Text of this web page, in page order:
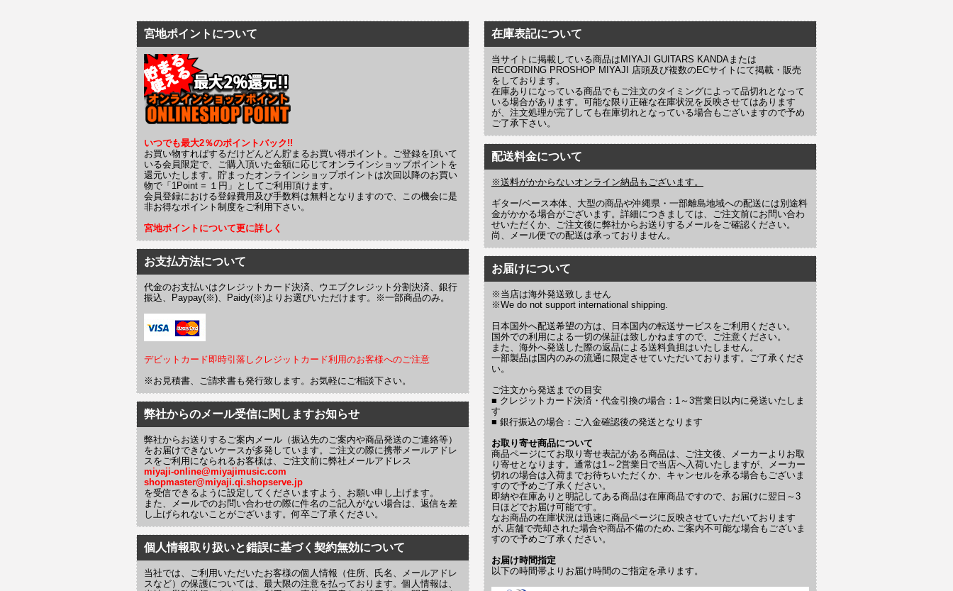
宮地ポイントについて
いつでも最大2％のポイントバック!!
お買い物すればするだけどんどん貯まるお買い得ポイント。ご登録を頂いて
いる会員限定で、ご購入頂いた金額に応じてオンラインショップポイントを
還元いたします。貯まったオンラインショップポイントは次回以降のお買い
物で「1Point = １円」としてご利用頂けます。
会員登録における登録費用及び手数料は無料となりますので、この機会に是
非お得なポイント制度をご利用下さい。
宮地ポイントについて更に詳しく
お支払方法について
代金のお支払いはクレジットカード決済、ウエブクレジット分割決済、銀行
振込、Paypay(※)、Paidy(※)よりお選びいただけます。※一部商品のみ。
デビットカード即時引落しクレジットカード利用のお客様へのご注意
※お見積書、ご請求書も発行致します。お気軽にご相談下さい。
弊社からのメール受信に関しますお知らせ
弊社からお送りするご案内メール（振込先のご案内や商品発送のご連絡等）
をお届けできないケースが多発しています。ご注文の際に携帯メールアドレ
スをご利用になられるお客様は、ご注文前に弊社メールアドレス
miyaji-online@miyajimusic.com
shopmaster@miyaji.qi.shopserve.jp
を受信できるように設定してくださいますよう、お願い申し上げます。
また、メールでのお問い合わせの際に件名のご記入がない場合は、返信を差
し上げられないことがございます。何卒ご了承ください。
個人情報取り扱いと錯誤に基づく契約無効について
当社では、ご利用いただいたお客様の個人情報（住所、氏名、メールアドレ
スなど）の保護については、最大限の注意を払っております。個人情報は、
在庫表記について
当サイトに掲載している商品はMIYAJI GUITARS KANDAまたは
RECORDING PROSHOP MIYAJI 店頭及び複数のECサイトにて掲載・販売
をしております。
在庫ありになっている商品でもご注文のタイミングによって品切れとなって
いる場合があります。可能な限り正確な在庫状況を反映させてはあります
が、注文処理が完了しても在庫切れとなっている場合もございますので予め
ご了承下さい。
配送料金について
※送料がかからないオンライン納品もございます。
ギター/ベース本体、大型の商品や沖縄県・一部離島地域への配送には別途料
金がかかる場合がございます。詳細につきましては、ご注文前にお問い合わ
せいただくか、ご注文後に弊社からお送りするメールをご確認ください。
尚、メール便での配送は承っておりません。
お届けについて
※当店は海外発送致しません
※We do not support international shipping.
日本国外へ配送希望の方は、日本国内の転送サービスをご利用ください。
国外での利用による一切の保証は致しかねますので、ご注意ください。
また、海外へ発送した際の返品による送料負担はいたしません。
一部製品は国内のみの流通に限定させていただいております。ご了承くださ
い。
ご注文から発送までの目安
■ クレジットカード決済・代金引換の場合：1～3営業日以内に発送いたしま
す
■ 銀行振込の場合：ご入金確認後の発送となります
お取り寄せ商品について
商品ページにてお取り寄せ表記がある商品は、ご注文後、メーカーよりお取
り寄せとなります。通常は1～2営業日で当店へ入荷いたしますが、メーカー
切れの場合は入荷までお待ちいただくか、キャンセルを承る場合もございま
すので予めご了承ください。
即納や在庫ありと明記してある商品は在庫商品ですので、お届けに翌日～3
日ほどでお届け可能です。
なお商品の在庫状況は迅速に商品ページに反映させていただいております
が､店舗で売却された場合や商品不備のため､ご案内不可能な場合もございま
すので予めご了承ください。
お届け時間指定
以下の時間帯よりお届け時間のご指定を承ります。